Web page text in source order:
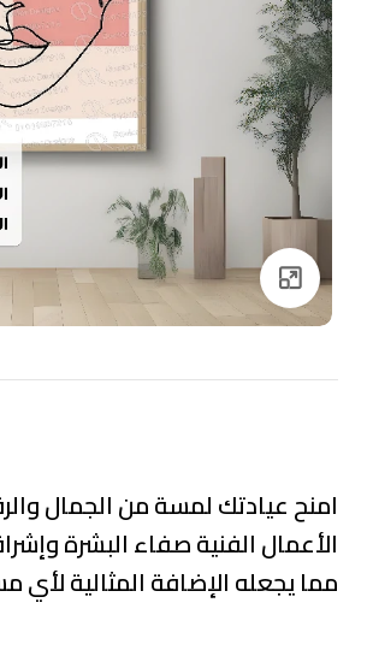
Click to enlarge
امنح عيادتك لمسة منالجمال
الأعمال الفنيةصفاء البشرة
مما يجعله الإضافة المثالية لأي